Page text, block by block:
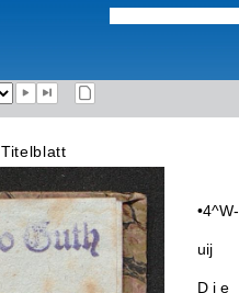
Titelblatt
•4^W-
uij
D i e